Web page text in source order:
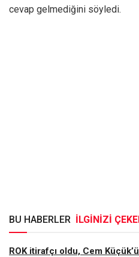
cevap gelmediğini söyledi.
BU HABERLER İLGİNİZİ
ROK itirafçı oldu, Cem